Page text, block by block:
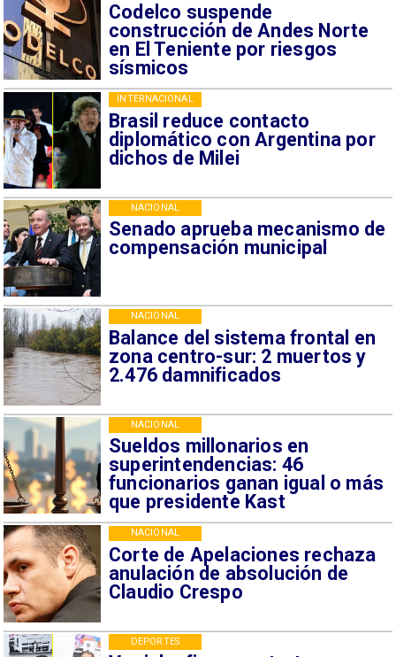
Codelco suspende
construcción de Andes Norte
en El Teniente por riesgos
sísmicos
Brasil reduce contacto
diplomático con Argentina por
dichos de Milei
INTERNACIONAL
Senado aprueba mecanismo de
compensación municipal
NACIONAL
Balance del sistema frontal en
zona centro-sur: 2 muertos y
2.476 damnificados
NACIONAL
Sueldos millonarios en
superintendencias: 46
funcionarios ganan igual o más
que presidente Kast
NACIONAL
Corte de Apelaciones rechaza
anulación de absolución de
Claudio Crespo
NACIONAL
DEPORTES